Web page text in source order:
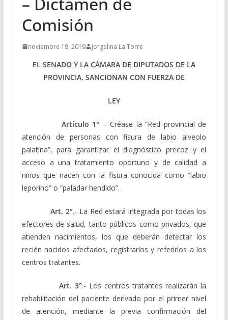
Comisión
noviembre 19, 2019 Jorgelina La Torre
EL SENADO Y LA CÁMARA DE DIPUTADOS DE LA
PROVINCIA, SANCIONAN CON FUERZA DE
LEY
Artículo 1° – Créase la “Red provincial de
atención de personas con fisura de labio alveolo
palatina”, para garantizar el diagnóstico precoz y el
acceso a una tratamiento oportuno y de calidad a
niños que nacen con la fisura conocida como “labio
leporino” o “paladar hendido”.
Art. 2°.- La Red estará integrada por todas los
efectores de salud, tanto públicos como privados, que
atienden nacimientos, los que deberán detectar los
recién nacidos afectados, registrarlos y referirlos a los
centros tratantes.
Art. 3°.- Los centros tratantes realizarán la
rehabilitación del paciente derivado por el primer nivel
de atención, mediante la previa confirmación del